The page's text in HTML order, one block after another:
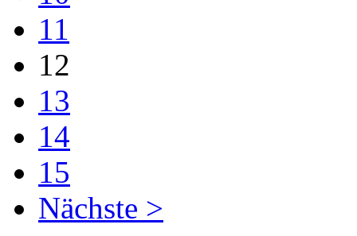
11
12
13
14
15
Nächste >